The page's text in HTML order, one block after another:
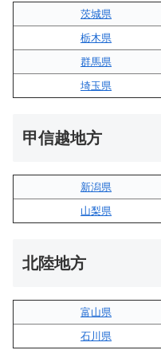
茨城県
栃木県
群馬県
埼玉県
甲信越地方
新潟県
山梨県
北陸地方
富山県
石川県